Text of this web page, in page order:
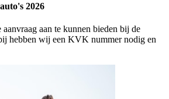
2026
aan te kunnen bieden bij de
hebben wij een KVK nummer nodig en